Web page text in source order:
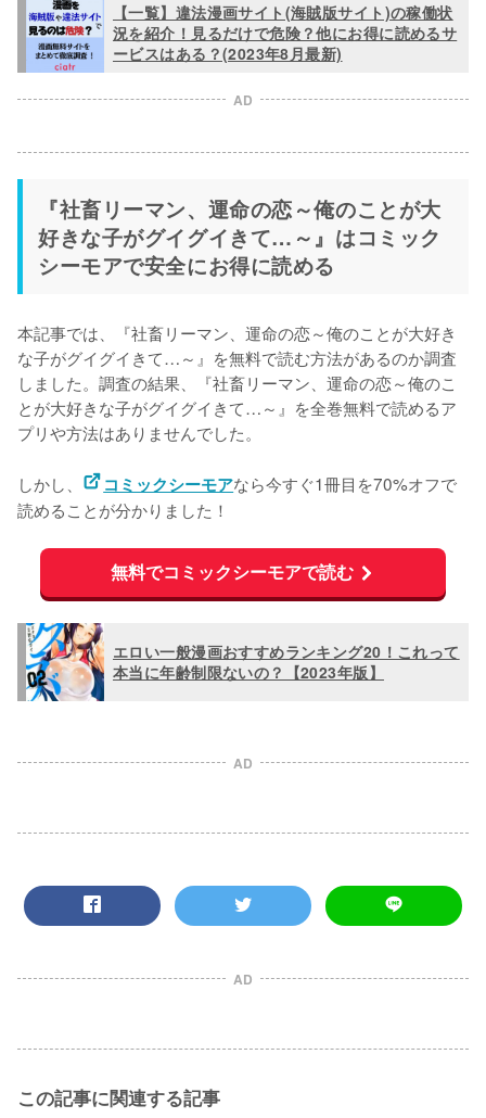
【一覧】違法漫画サイト(海賊版サイト)の稼働状
況を紹介！見るだけで危険？他にお得に読めるサ
ービスはある？(2023年8月最新)
AD
『社畜リーマン、運命の恋～俺のことが大
好きな子がグイグイきて…～』はコミック
シーモアで安全にお得に読める
本記事では、『社畜リーマン、運命の恋～俺のことが大好き
な子がグイグイきて…～』を無料で読む方法があるのか調査
しました。調査の結果、『社畜リーマン、運命の恋～俺のこ
とが大好きな子がグイグイきて…～』を全巻無料で読めるア
プリや方法はありませんでした。
しかし、 コミックシーモアなら今すぐ1冊目を70%オフで
読めることが分かりました！
無料でコミックシーモアで読む
エロい一般漫画おすすめランキング20！これって
本当に年齢制限ないの？【2023年版】
AD
AD
この記事に関連する記事